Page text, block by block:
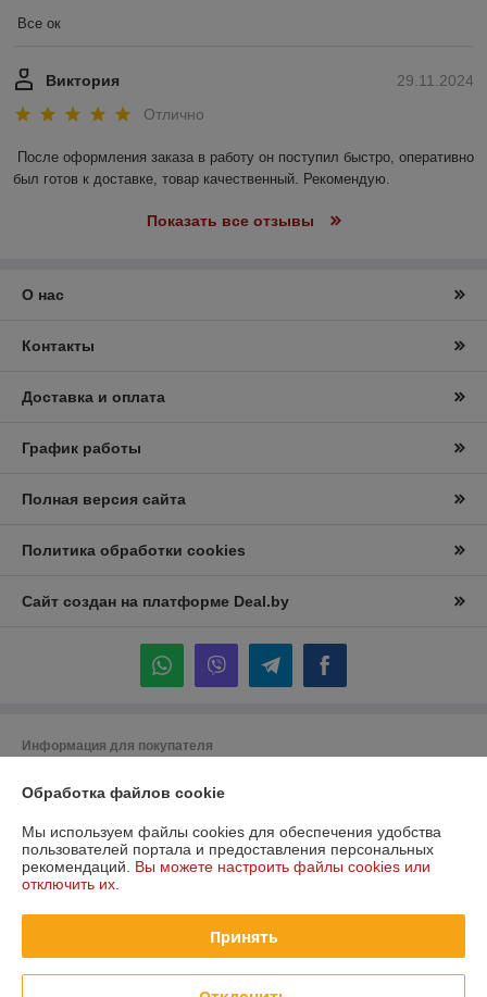
Все ок
29.11.2024
Виктория
Отлично
После оформления заказа в работу он поступил быстро, оперативно
был готов к доставке, товар качественный. Рекомендую.
Показать все отзывы
О нас
Контакты
Доставка и оплата
График работы
Полная версия сайта
Политика обработки cookies
Сайт создан на платформе Deal.by
Информация для покупателя
"Лидана"
комната 9
Регистрационный номер ЕГР: 193732228
Регистрационный орган: Минский горисполком
Обработка файлов cookie
Мы используем файлы cookies для обеспечения удобства
пользователей портала и предоставления персональных
рекомендаций. Вы можете настроить файлы cookies или
отключить их.
Принять